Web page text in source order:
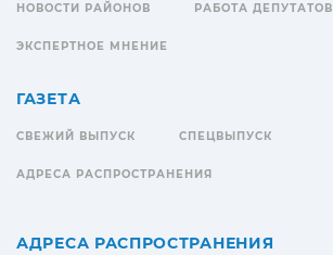
НОВОСТИ РАЙОНОВ РАБОТА ДЕПУТАТОВ
ЭКСПЕРТНОЕ МНЕНИЕ
ГАЗЕТА
СВЕЖИЙ ВЫПУСК СПЕЦВЫПУСК
АДРЕСА РАСПРОСТРАНЕНИЯ
АДРЕСА РАСПРОСТРАНЕНИЯ